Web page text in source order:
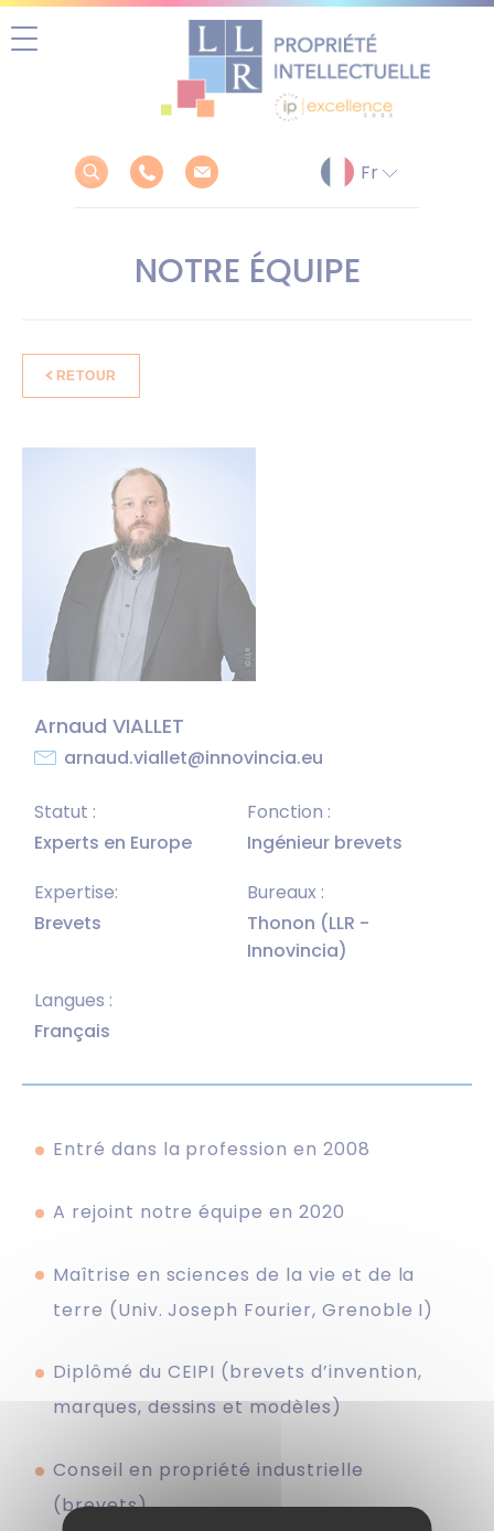
NOTRE ÉQUIPE
RETOUR
Arnaud VIALLET
arnaud.viallet@innovincia.eu
Statut :
Experts en Europe
Fonction :
Ingénieur brevets
Expertise:
Brevets
Bureaux :
Thonon (LLR -
Innovincia)
Langues :
Français
Entré dans la profession en 2008
A rejoint notre équipe en 2020
Maîtrise en sciences de la vie et de la
terre (Univ. Joseph Fourier, Grenoble I)
Diplômé du CEIPI (brevets d’invention,
marques, dessins et modèles)
Conseil en propriété industrielle
(brevets)